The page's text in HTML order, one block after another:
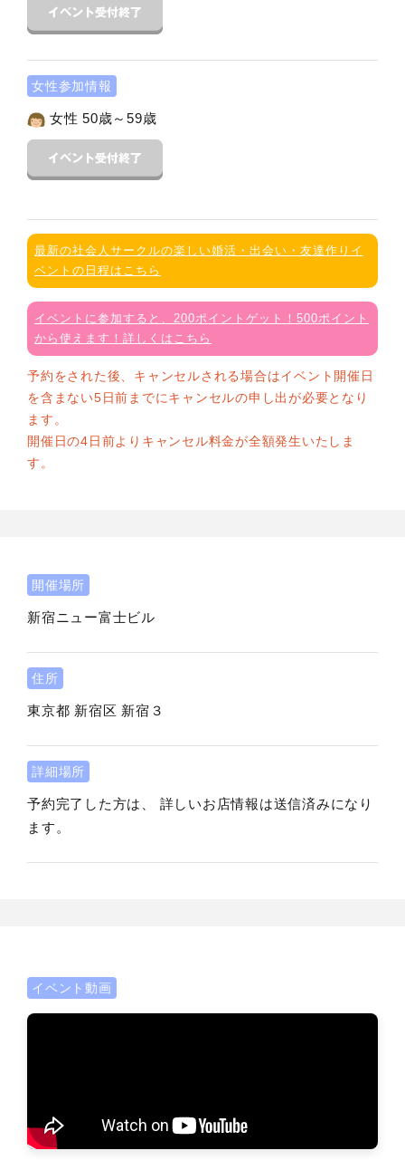
女性参加情報
女性 50歳～59歳
最新の社会人サークルの楽しい婚活・出会い・友達作りイ
ベントの日程はこちら
イベントに参加すると、200ポイントゲット！500ポイント
から使えます！詳しくはこちら
予約をされた後、キャンセルされる場合はイベント開催日
を含まない5日前までにキャンセルの申し出が必要となり
ます。
開催日の4日前よりキャンセル料金が全額発生いたしま
す。
開催場所
新宿ニュー富士ビル
住所
東京都 新宿区 新宿３
詳細場所
予約完了した方は、 詳しいお店情報は送信済みになり
ます。
イベント動画